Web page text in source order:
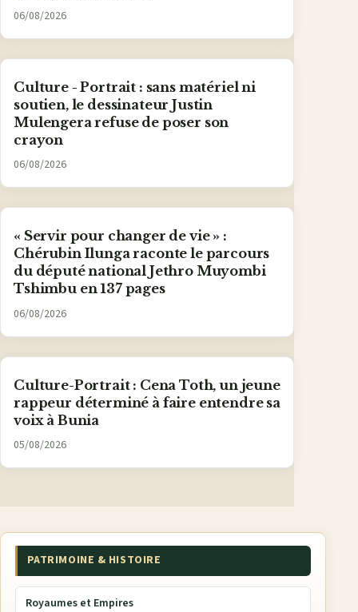
06/08/2026
Culture - Portrait : sans matériel ni
soutien, le dessinateur Justin
Mulengera refuse de poser son
crayon
06/08/2026
« Servir pour changer de vie » :
Chérubin Ilunga raconte le parcours
du député national Jethro Muyombi
Tshimbu en 137 pages
06/08/2026
Culture-Portrait : Cena Toth, un jeune
rappeur déterminé à faire entendre sa
voix à Bunia
05/08/2026
PATRIMOINE & HISTOIRE
Royaumes et Empires